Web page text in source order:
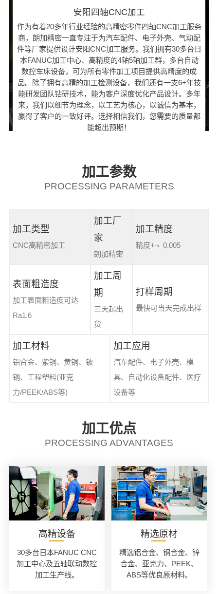
安阳四轴CNC加工
作为有着20多年行业经验的高精密零件四轴CNC加工服务
商，朗加精密一直专注于为汽车配件、电子外壳、气动配
件等厂家提供设计安阳CNC加工服务。我们拥有30多台日
本FANUC加工中心、高精度的4轴5轴加工群，多台自动
数控车床设备，可为所有零件加工项目提供高精度的成
品。除了拥有高精的加工检测设备，我们还有一支6+年技
能研发团队钻研技术，能为客户深度优化产品设计。多年
来，我们以细节为理念，以工艺为核心，以诚信为基本，
赢得了客户的一致好评。选择相信我们，您需要的质量都
能超出预期！
加工参数
PROCESSING PARAMETERS
加工类型
CNC高精密加工
加工厂
家
朗加精密
加工精度
精度+¬_0.005
表面粗造度
加工表面粗造度可达
Ra1.6
加工周
期
三天起出
货
打样周期
最快可当天完成出样
加工材料
铝合金、紫铜、黄铜、铍
铜、工程塑料(亚克
力/PEEK/ABS等)
加工应用
汽车配件、电子外壳、模
具、自动化设备配件、医疗
设备等
加工优点
PROCESSING ADVANTAGES
高精设备
30多台日本FANUC CNC
加工中心及五轴联动数控
加工生产线。
精选原材
精选铝合金、铜合金、锌
合金、亚克力、PEEK、
ABS等优良原材料。